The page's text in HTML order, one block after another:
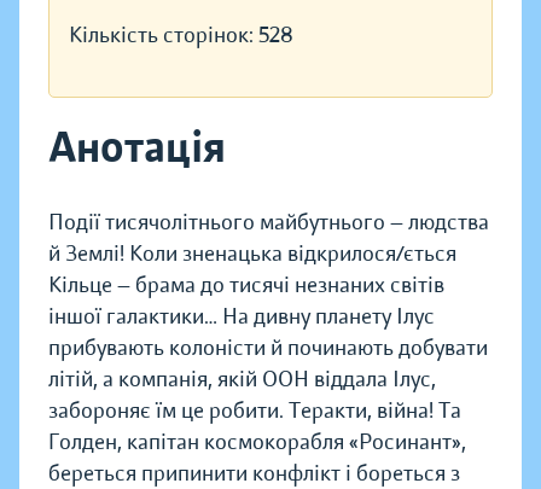
Кількість сторінок: 528
Анотація
Події тисячолітнього майбутнього — людства
й Землі! Коли зненацька відкрилося/ється
Кільце — брама до тисячі незнаних світів
іншої галактики… На дивну планету Ілус
прибувають колоністи й починають добувати
літій, а компанія, якій ООН віддала Ілус,
забороняє їм це робити. Теракти, війна! Та
Голден, капітан космокорабля «Росинант»,
береться припинити конфлікт і бореться з